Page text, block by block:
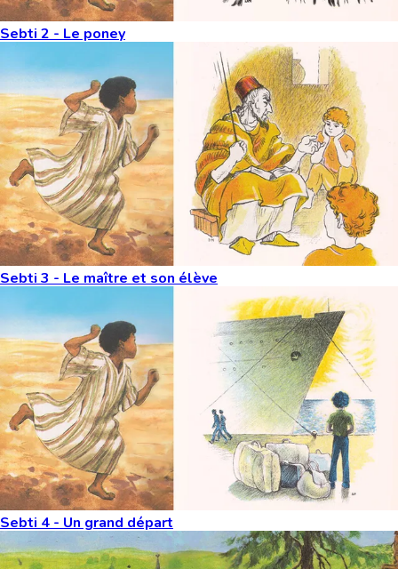
Sebti 2 - Le poney
Sebti 3 - Le maître et son élève
Sebti 4 - Un grand départ